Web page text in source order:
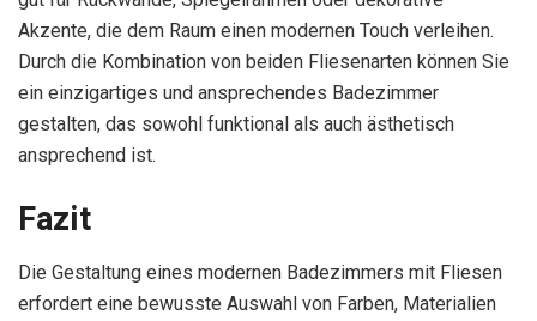
Akzente, die dem Raum einen modernen Touch verleihen.
Durch die Kombination von beiden Fliesenarten können Sie
ein einzigartiges und ansprechendes Badezimmer
gestalten, das sowohl funktional als auch ästhetisch
ansprechend ist.
Fazit
Die Gestaltung eines modernen Badezimmers mit Fliesen
erfordert eine bewusste Auswahl von Farben, Materialien